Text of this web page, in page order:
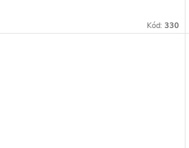
EVO Classic. Tento...
Kód:330